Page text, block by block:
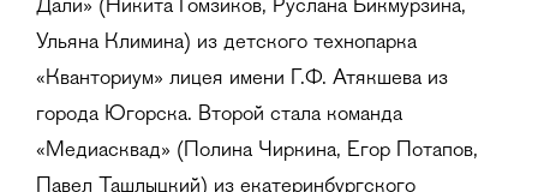
Дали» (Никита Гомзиков, Руслана Бикмурзина,
Ульяна Климина) из детского технопарка
«Кванториум» лицея имени Г.Ф. Атякшева из
города Югорска. Второй стала команда
«Медиасквад» (Полина Чиркина, Егор Потапов,
Павел Ташлыцкий) из екатеринбургского